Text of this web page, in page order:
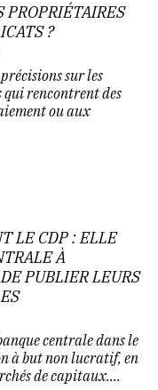
PROPRIÉTAIRES
?
sur les
rencontrent des
ou aux
LE CDP : ELLE
À
PUBLIER LEURS
centrale dans le
à but non lucratif, en
de capitaux....